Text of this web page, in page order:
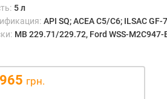
5 л
API SQ; ACEA C5/C6; ILSAC GF-
MB 229.71/229.72, Ford WSS-
грн.